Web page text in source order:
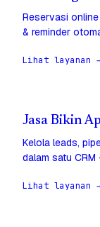
Reservasi
& reminder
Lihat layanan
Jasa Bikin
Kelola leads,
dalam satu
Lihat layanan